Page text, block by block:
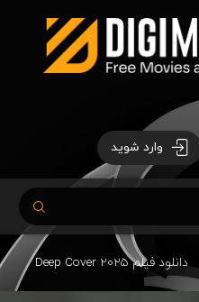
وارد شوید
دانلود فیلم Deep Cover 2025